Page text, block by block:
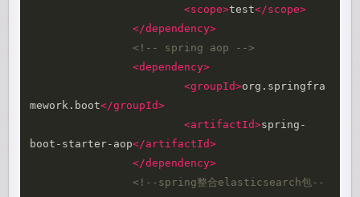
<scope>test</scope>
</dependency>
<!-- spring aop -->
<dependency>
<groupId>org.springfra
mework.boot</groupId>
<artifactId>spring-
boot-starter-aop</artifactId>
</dependency>
<!--spring整合elasticsearch包--